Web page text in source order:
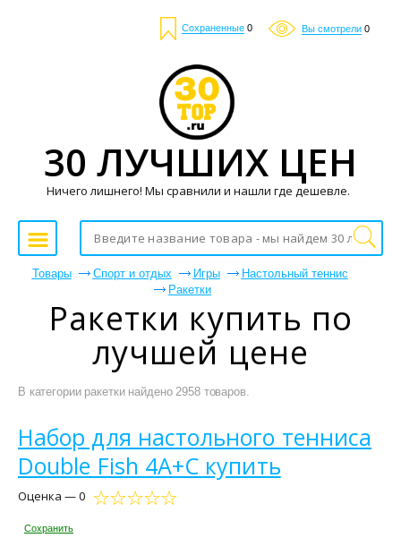
Сохраненные 0 Вы смотрели 0
Товары Спорт и отдых Игры
Настольный теннис
Ракетки
Ракетки купить по
лучшей цене
В категории ракетки найдено 2958 товаров.
Набор для настольного тенниса
Double Fish 4A+C купить
Оценка — 0
Сохранить
30 ЛУЧШИХ ЦЕН
Ничего лишнего! Мы сравнили и нашли где дешевле.